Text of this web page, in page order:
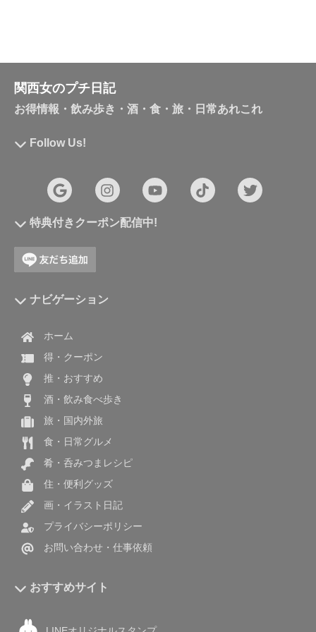
関西女のプチ日記
お得情報・飲み歩き・酒・食・旅・日常あれこれ
Follow Us!
特典付きクーポン配信中!
ナビゲーション
ホーム
得・クーポン
推・おすすめ
酒・飲み食べ歩き
旅・国内外旅
食・日常グルメ
肴・呑みつまレシピ
住・便利グッズ
画・イラスト日記
プライバシーポリシー
お問い合わせ・仕事依頼
おすすめサイト